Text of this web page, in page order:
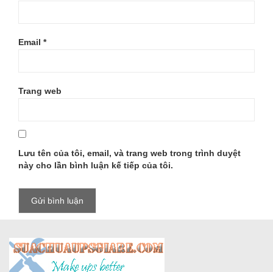
Email *
Trang web
Lưu tên của tôi, email, và trang web trong trình duyệt
này cho lần bình luận kế tiếp của tôi.